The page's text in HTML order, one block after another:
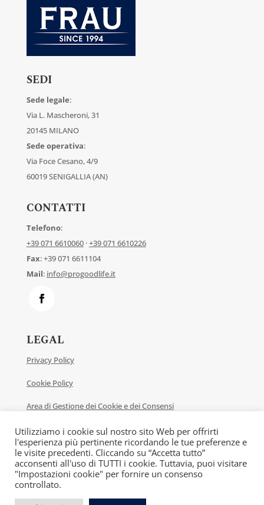
SEDI
Sede legale:
Via L. Mascheroni, 31
20145 MILANO
Sede operativa:
Via Foce Cesano, 4/9
60019 SENIGALLIA (AN)
CONTATTI
Telefono:
+39 071 6610060·+39 071 6610226
Fax: +39 071 6611104
Mail: info@progoodlife.it
LEGAL
Privacy Policy
Cookie Policy
Area di Gestione dei Cookie e dei Consensi
PROGOODLIFE S.R.L. Partita IVA: 09861020965
Utilizziamo i cookie sul nostro sito Web per offrirti
l'esperienza più pertinente ricordando le tue preferenze e
le visite precedenti. Cliccando su “Accetta tutto”
acconsenti all'uso di TUTTI i cookie. Tuttavia, puoi visitare
"Impostazioni cookie" per fornire un consenso
controllato.